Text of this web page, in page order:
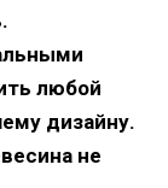
любой
дизайну.
не